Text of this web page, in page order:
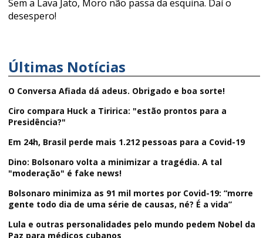
Sem a Lava Jato, Moro não passa da esquina. Daí o
desespero!
Últimas Notícias
O Conversa Afiada dá adeus. Obrigado e boa sorte!
Ciro compara Huck a Tiririca: "estão prontos para a
Presidência?"
Em 24h, Brasil perde mais 1.212 pessoas para a Covid-19
Dino: Bolsonaro volta a minimizar a tragédia. A tal
"moderação" é fake news!
Bolsonaro minimiza as 91 mil mortes por Covid-19: “morre
gente todo dia de uma série de causas, né? É a vida”
Lula e outras personalidades pelo mundo pedem Nobel da
Paz para médicos cubanos